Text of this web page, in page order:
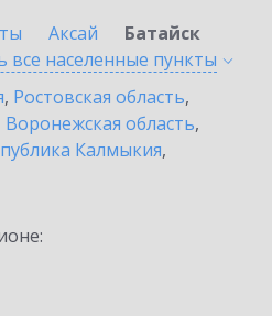
Аксай
Батайск
все населенные пункты
, Ростовская область,
Воронежская область,
Калмыкия,